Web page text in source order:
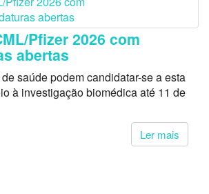
Pfizer 2026 com
abertas
saúde podem candidatar-se a esta
à investigação biomédica até 11 de
Ler mais